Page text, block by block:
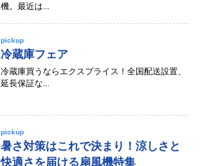
機。最近は...
pickup
冷蔵庫フェア
冷蔵庫買うならエクスプライス！全国配送設置、
延長保証な...
pickup
暑さ対策はこれで決まり！涼しさと
快適さを届ける扇風機特集